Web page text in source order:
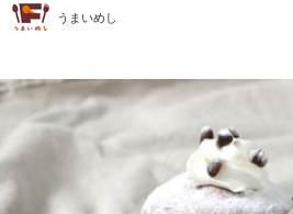
うまいめし